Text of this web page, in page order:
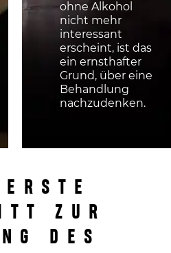
ohne Alkohol
nicht mehr
interessant
erscheint, ist das
ein ernsthafter
Grund, über eine
Behandlung
nachzudenken.
ZUR
DES